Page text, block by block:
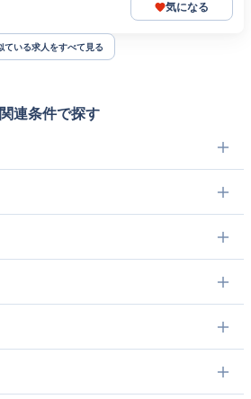
気になる
ている求人をすべて見る
関連条件で探す